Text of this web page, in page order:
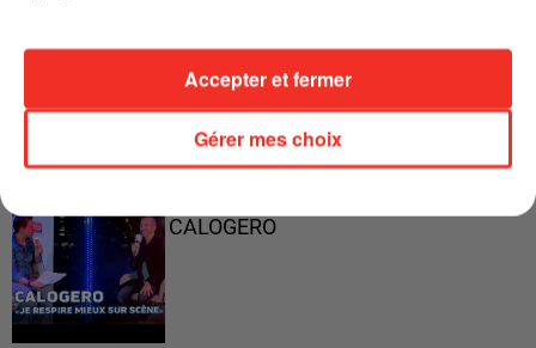
"ON N'EST PAS DES PARENTS
PARFAITS"
CALOGERO
Gérer mes choix
Accepter et fermer